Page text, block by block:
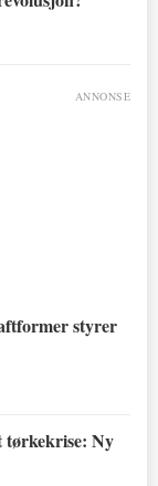
ANNONSE
styrer
tørkekrise: Ny